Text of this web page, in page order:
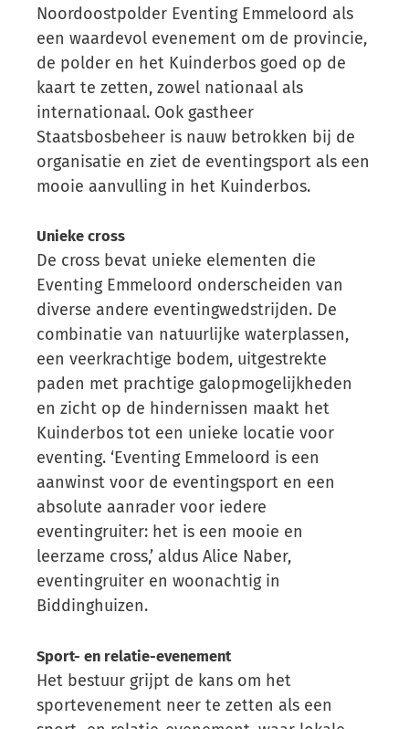
Noordoostpolder Eventing Emmeloord als
een waardevol evenement om de provincie,
de polder en het Kuinderbos goed op de
kaart te zetten, zowel nationaal als
internationaal. Ook gastheer
Staatsbosbeheer is nauw betrokken bij de
organisatie en ziet de eventingsport als een
mooie aanvulling in het Kuinderbos.
Unieke cross
De cross bevat unieke elementen die
Eventing Emmeloord onderscheiden van
diverse andere eventingwedstrijden. De
combinatie van natuurlijke waterplassen,
een veerkrachtige bodem, uitgestrekte
paden met prachtige galopmogelijkheden
en zicht op de hindernissen maakt het
Kuinderbos tot een unieke locatie voor
eventing. ‘Eventing Emmeloord is een
aanwinst voor de eventingsport en een
absolute aanrader voor iedere
eventingruiter: het is een mooie en
leerzame cross,’ aldus Alice Naber,
eventingruiter en woonachtig in
Biddinghuizen.
Sport- en relatie-evenement
Het bestuur grijpt de kans om het
sportevenement neer te zetten als een